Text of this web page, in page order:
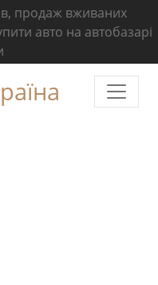
продаж вживаних
авто на автобазарі